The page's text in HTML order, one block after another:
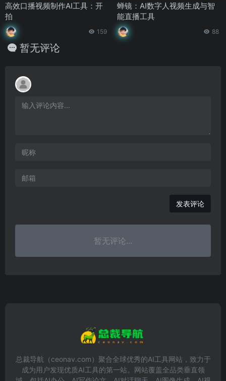
高效口播视频制作AI工具：开
拍
159
蝉镜：AI数字人视频生成与智
能直播工具
88
暂无评论
发表评论
暂无评论...
总裁导航（ceonav.com）聚合全球优秀的AI工具网站，致力于
成为用户发现优质AI工具的第一站。网站覆盖全品类垂直领